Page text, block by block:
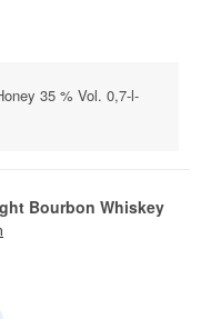
35 % Vol. 0,7-l-
Bourbon Whiskey